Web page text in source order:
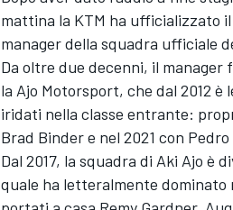
MONOPOSTO
mattina la KTM ha ufficializzato
manager della squadra ufficiale
Da oltre due decenni, il manager
la Ajo Motorsport, che dal 2012
iridati nella classe entrante:
Brad Bindere nel 2021 con
Dal 2017, la squadra di Aki Ajo è
quale ha letteralmente dominato